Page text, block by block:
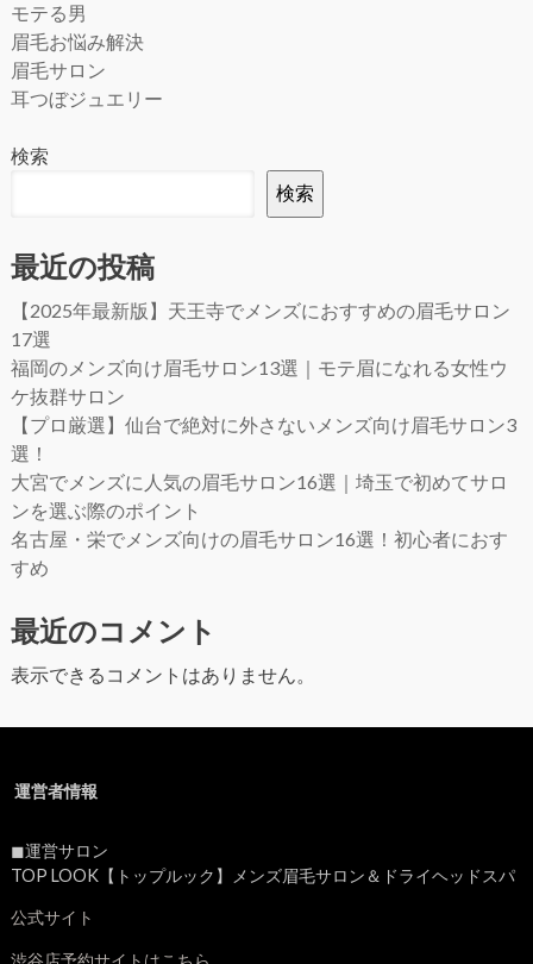
モテる男
眉毛お悩み解決
眉毛サロン
耳つぼジュエリー
検索
検索
最近の投稿
【2025年最新版】天王寺でメンズにおすすめの眉毛サロン
17選
福岡のメンズ向け眉毛サロン13選｜モテ眉になれる女性ウ
ケ抜群サロン
【プロ厳選】仙台で絶対に外さないメンズ向け眉毛サロン3
選！
大宮でメンズに人気の眉毛サロン16選｜埼玉で初めてサロ
ンを選ぶ際のポイント
名古屋・栄でメンズ向けの眉毛サロン16選！初心者におす
すめ
最近のコメント
表示できるコメントはありません。
運営者情報
◼︎運営サロン
TOP LOOK【トップルック】メンズ眉毛サロン＆ドライヘッドスパ
公式サイト
渋谷店予約サイトはこちら